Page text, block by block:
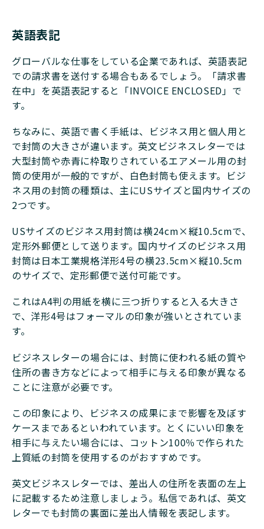
英語表記
グローバルな仕事をしている企業であれば、英語表記
での請求書を送付する場合もあるでしょう。「請求書
在中」を英語表記すると「INVOICE ENCLOSED」で
す。
ちなみに、英語で書く手紙は、ビジネス用と個人用と
で封筒の大きさが違います。英文ビジネスレターでは
大型封筒や赤青に枠取りされているエアメール用の封
筒の使用が一般的ですが、白色封筒も使えます。ビジ
ネス用の封筒の種類は、主にUSサイズと国内サイズの
2つです。
USサイズのビジネス用封筒は横24cm×縦10.5cmで、
定形外郵便として送ります。国内サイズのビジネス用
封筒は日本工業規格洋形4号の横23.5cm×縦10.5cm
のサイズで、定形郵便で送付可能です。
これはA4判の用紙を横に三つ折りすると入る大きさ
で、洋形4号はフォーマルの印象が強いとされていま
す。
ビジネスレターの場合には、封筒に使われる紙の質や
住所の書き方などによって相手に与える印象が異なる
ことに注意が必要です。
この印象により、ビジネスの成果にまで影響を及ぼす
ケースまであるといわれています。とくにいい印象を
相手に与えたい場合には、コットン100％で作られた
上質紙の封筒を使用するのがおすすめです。
英文ビジネスレターでは、差出人の住所を表面の左上
に記載するため注意しましょう。私信であれば、英文
レターでも封筒の裏面に差出人情報を表記します。